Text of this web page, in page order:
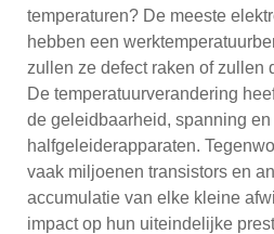
temperaturen? De meeste
hebben een
zullen ze defect raken of zullen
De temperatuurverandering
de geleidbaarheid, spanning
halfgeleiderapparaten.
vaak miljoenen transistors en
accumulatie van elke kleine
impact op hun uiteindelijke